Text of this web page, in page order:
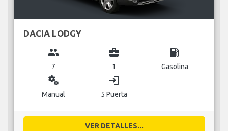
DACIA LODGY
group
7
business_center
1
local_gas_station
Gasolina
miscellaneous_services
Manual
login
5 Puerta
VER DETALLES...